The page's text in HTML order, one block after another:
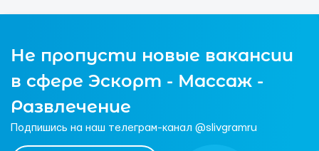
Не пропусти новые вакансии
в сфере Эскорт - Массаж -
Развлечение
Подпишись на наш телеграм-канал @slivgramru